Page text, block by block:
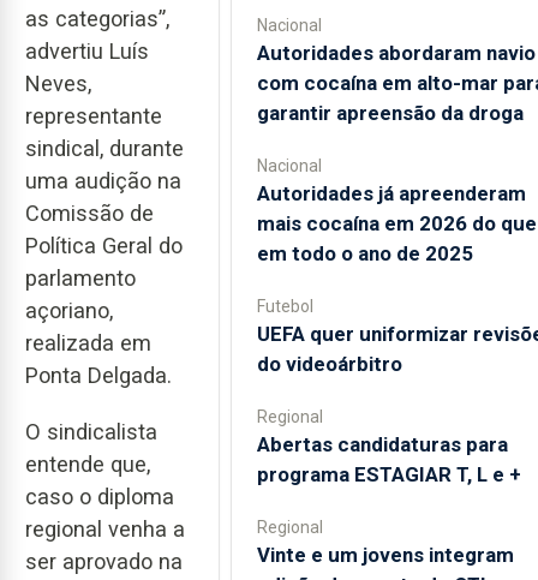
as categorias”,
advertiu Luís
Neves,
representante
sindical, durante
uma audição na
Comissão de
Política Geral do
parlamento
açoriano,
realizada em
Ponta Delgada.
O sindicalista
entende que,
caso o diploma
regional venha a
ser aprovado na
Nacional
Autoridades abordaram navio
com cocaína em alto-mar
garantir apreensão da droga
Nacional
Autoridades já apreenderam
mais cocaína em 2026 do que
em todo o ano de 2025
Futebol
UEFA quer uniformizar
do videoárbitro
Regional
Abertas candidaturas para
programa ESTAGIAR T, L e +
Regional
Vinte e um jovens integram